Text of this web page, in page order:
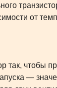
от
чтобы
—